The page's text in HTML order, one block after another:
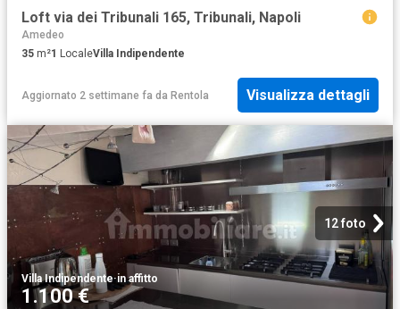
Loft via dei Tribunali 165, Tribunali, Napoli
Amedeo
35 m²1 LocaleVilla Indipendente
Aggiornato 2 settimane fa da Rentola Visualizza dettagli
12 foto
Villa Indipendente·in affitto
1.100 €